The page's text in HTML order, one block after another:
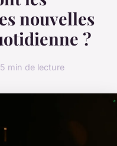
nouvelles
?
5 min de lecture